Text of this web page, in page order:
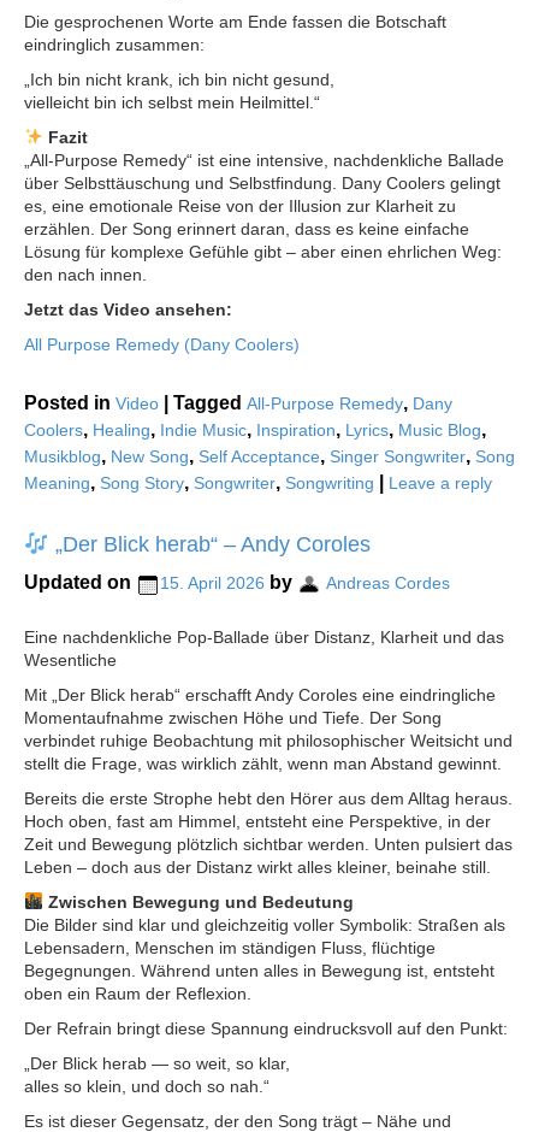
Die gesprochenen Worte am Ende fassen die Botschaft
eindringlich zusammen:
„Ich bin nicht krank, ich bin nicht gesund,
vielleicht bin ich selbst mein Heilmittel.“
Fazit
„All-Purpose Remedy“ ist eine intensive, nachdenkliche Ballade
über Selbsttäuschung und Selbstfindung. Dany Coolers gelingt
es, eine emotionale Reise von der Illusion zur Klarheit zu
erzählen. Der Song erinnert daran, dass es keine einfache
Lösung für komplexe Gefühle gibt – aber einen ehrlichen Weg:
den nach innen.
Jetzt das Video ansehen:
All Purpose Remedy (Dany Coolers)
Posted in Video Tagged All-Purpose Remedy, Dany
Coolers, Healing, Indie Music, Inspiration, Lyrics, Music Blog,
Musikblog, New Song, Self Acceptance, Singer Songwriter, Song
Meaning, Song Story, Songwriter, Songwriting Leave a reply
„Der Blick herab“ – Andy Coroles
Updated on 15. April 2026 by Andreas Cordes
Eine nachdenkliche Pop-Ballade über Distanz, Klarheit und das
Wesentliche
Mit „Der Blick herab“ erschafft Andy Coroles eine eindringliche
Momentaufnahme zwischen Höhe und Tiefe. Der Song
verbindet ruhige Beobachtung mit philosophischer Weitsicht und
stellt die Frage, was wirklich zählt, wenn man Abstand gewinnt.
Bereits die erste Strophe hebt den Hörer aus dem Alltag heraus.
Hoch oben, fast am Himmel, entsteht eine Perspektive, in der
Zeit und Bewegung plötzlich sichtbar werden. Unten pulsiert das
Leben – doch aus der Distanz wirkt alles kleiner, beinahe still.
Zwischen Bewegung und Bedeutung
Die Bilder sind klar und gleichzeitig voller Symbolik: Straßen als
Lebensadern, Menschen im ständigen Fluss, flüchtige
Begegnungen. Während unten alles in Bewegung ist, entsteht
oben ein Raum der Reflexion.
Der Refrain bringt diese Spannung eindrucksvoll auf den Punkt:
„Der Blick herab — so weit, so klar,
alles so klein, und doch so nah.“
Es ist dieser Gegensatz, der den Song trägt – Nähe und